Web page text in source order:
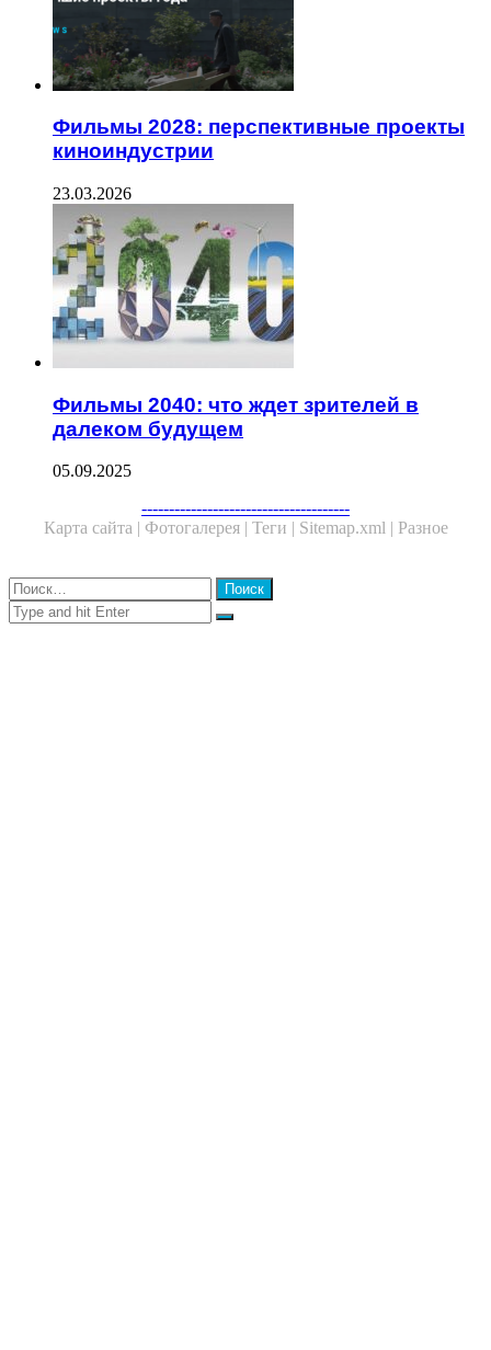
Фильмы 2028: перспективные проекты
киноиндустрии
23.03.2026
Фильмы 2040: что ждет зрителей в
далеком будущем
05.09.2025
--------------------------------------
Карта сайта | Фотогалерея | Теги | Sitemap.xml | Разное
Close
Найти:
Close
Search